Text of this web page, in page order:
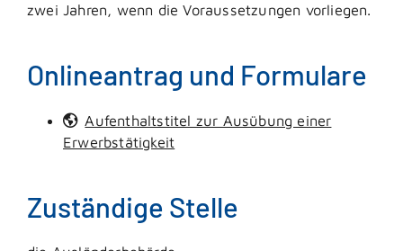
zwei Jahren, wenn die Voraussetzungen vorliegen.
Onlineantrag und Formulare
Aufenthaltstitel zur Ausübung einer
Erwerbstätigkeit
Zuständige Stelle